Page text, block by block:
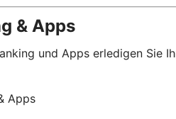
& Apps
und Apps erledigen Sie
Apps